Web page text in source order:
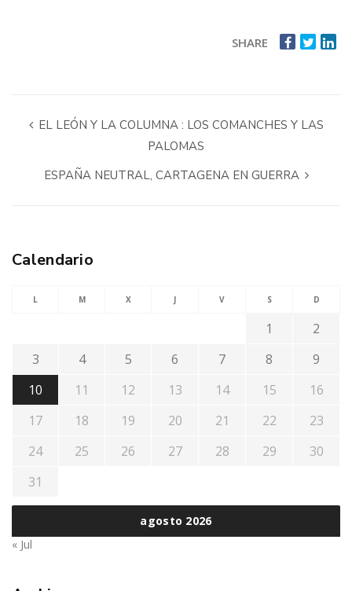
SHARE
EL LEÓN Y LA COLUMNA : LOS COMANCHES Y LAS
PALOMAS
ESPAÑA NEUTRAL, CARTAGENA EN GUERRA
Calendario
agosto 2026
L M X J V S D
1
2
3
4 5 6 7 8
9
10
11 12 13 14 15
16
17
18 19 20 21 22
23
24
25 26 27 28 29
30
31
« Jul